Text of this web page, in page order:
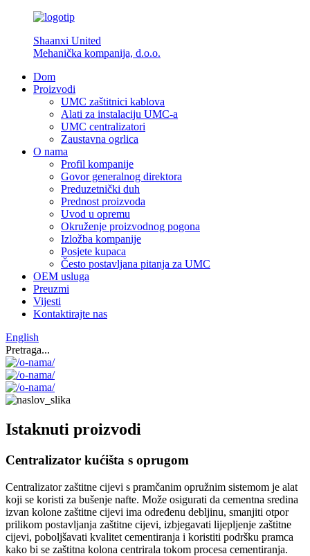
Shaanxi United
Mehanička kompanija, d.o.o.
Dom
Proizvodi
UMC zaštitnici kablova
Alati za instalaciju UMC-a
UMC centralizatori
Zaustavna ogrlica
O nama
Profil kompanije
Govor generalnog direktora
Preduzetnički duh
Prednost proizvoda
Uvod u opremu
Okruženje proizvodnog pogona
Izložba kompanije
Posjete kupaca
Često postavljana pitanja za UMC
OEM usluga
Preuzmi
Vijesti
Kontaktirajte nas
English
Pretraga...
Istaknuti proizvodi
Centralizator kućišta s oprugom
Centralizator zaštitne cijevi s pramčanim opružnim sistemom je alat
koji se koristi za bušenje nafte. Može osigurati da cementna sredina
izvan kolone zaštitne cijevi ima određenu debljinu, smanjiti otpor
prilikom postavljanja zaštitne cijevi, izbjegavati lijepljenje zaštitne
cijevi, poboljšavati kvalitet cementiranja i koristiti podršku pramca
kako bi se zaštitna kolona centrirala tokom procesa cementiranja.